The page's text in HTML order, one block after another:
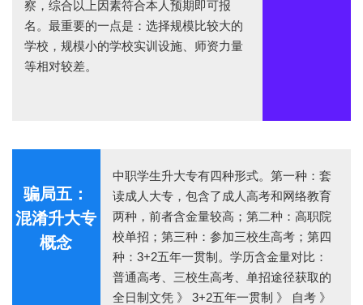
察，综合以上因素符合本人预期即可报
名。最重要的一点是：选择规模比较大的
学校，规模小的学校实训设施、师资力量
等相对较差。
骗局五：
混淆升大专
概念
中职学生升大专有四种形式。第一种：套
读成人大专，包含了成人高考和网络教育
两种，前者含金量较高；第二种：高职院
校单招；第三种：参加三校生高考；第四
种：3+2五年一贯制。学历含金量对比：
普通高考、三校生高考、单招途径获取的
全日制文凭 》 3+2五年一贯制 》 自考 》